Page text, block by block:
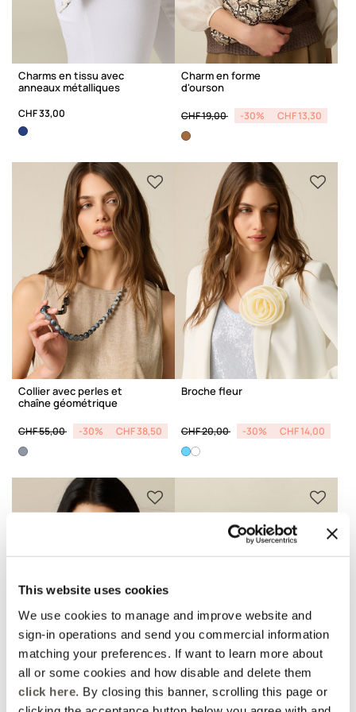
This website uses cookies
We use cookies to manage and improve website and
sign-in operations and send you commercial information
matching your preferences. If want to learn more about
all or some cookies and how disable and delete them
click here. By closing this banner, scrolling this page or
Charms en tissu avec
anneaux métalliques
CHF 33,00
Charm en forme
d'ourson
Price reduced from
CHF 19,00 to -30% CHF 13,30
Collier avec perles et
chaîne géométrique
Price reduced from
CHF 55,00 to -30% CHF 38,50
Broche fleur
Price reduced from
CHF 20,00 to -30% CHF 14,00
AMBER CAPSULE
Collier multifils avec
Lot de deux broches